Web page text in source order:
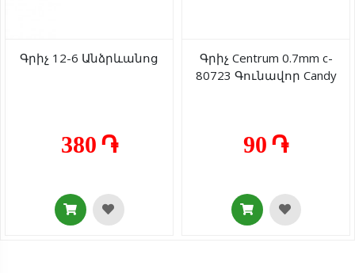
Գրիչ 12-6 Անձրևանոց
380 ֏
Գրիչ Centrum 0.7mm c-
80723 Գունավոր Candy
90 ֏